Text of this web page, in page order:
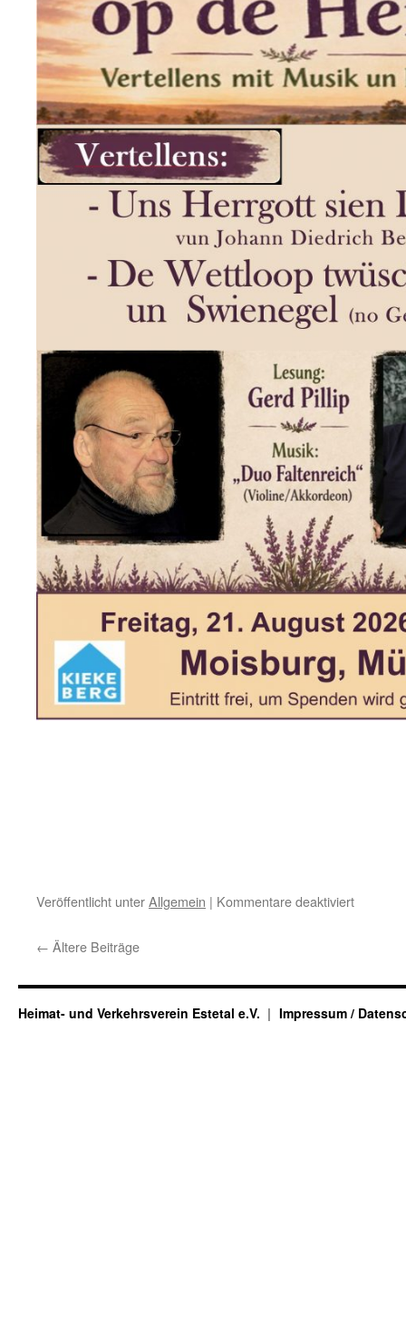
Veröffentlicht unterAllgemein | Kommentare deaktiviertfür
← Ältere Beiträge
Heimat- und Verkehrsverein Estetal e.V. Impressum /